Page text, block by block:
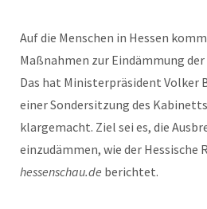
Auf die Menschen in Hessen
Maßnahmen zur Eindämmung
Das hat Ministerpräsident Volker
einer Sondersitzung des
klargemacht. Ziel sei es, die
einzudämmen, wie der Hessische
hessenschau.de berichtet.